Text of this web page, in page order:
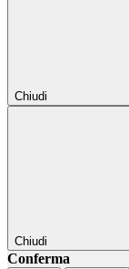
Chiudi
Chiudi
Conferma